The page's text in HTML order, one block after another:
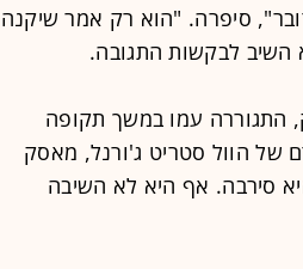
סיפרה. "הוא רק אמר שיקנה
השיב לבקשות התגובה.
התגוררה עמו במשך תקופה
של הוול סטריט ג'ורנל, מאסק
סירבה. אף היא לא השיבה